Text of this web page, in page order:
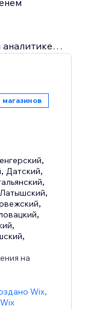
ваши
и как вы
чат теперь
,
, Датский,
,
Латышский,
,
,
,
,
на
Wix,